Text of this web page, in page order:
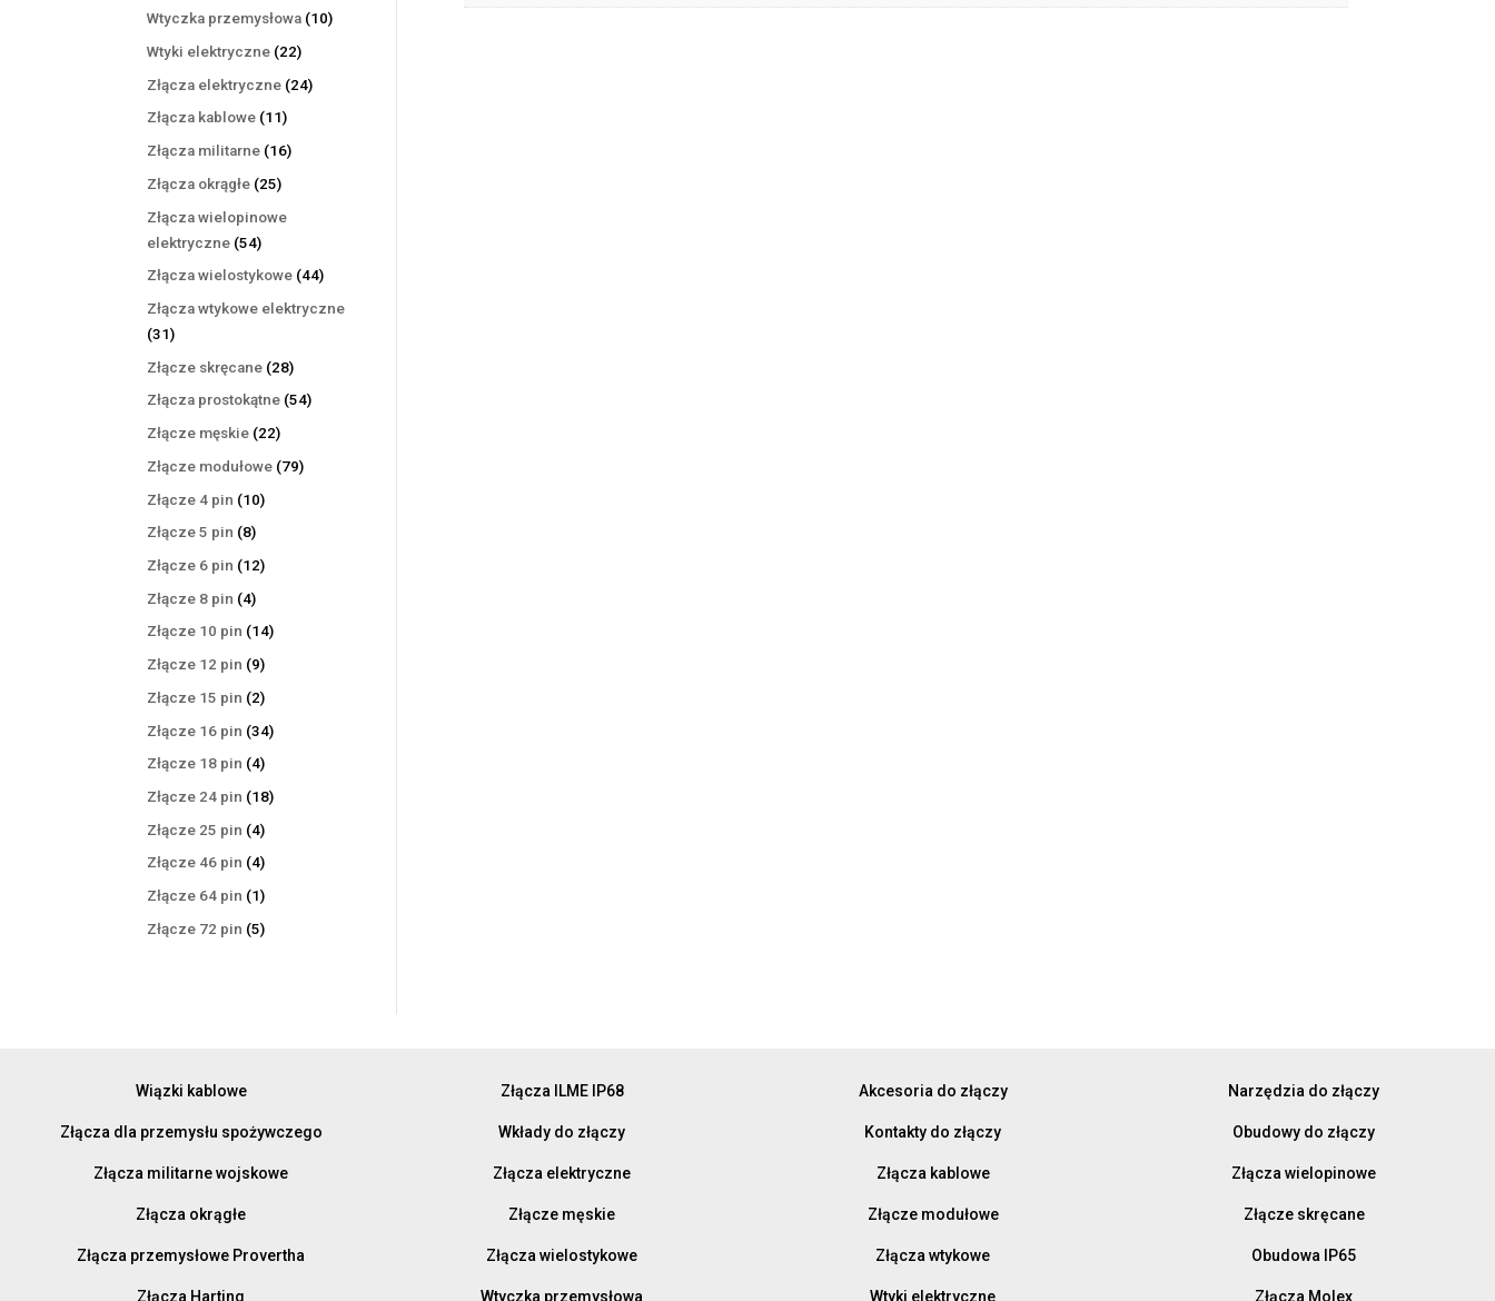
produktów
Wtyczka przemysłowa 1010
Wtyki elektryczne 2222
produkty
Złącza elektryczne 2424
Złącza kablowe 1111
produktów
Złącza militarne 1616
Złącza okrągłe 2525
Złącza wielopinowe
elektryczne 5454
produkty
Złącza wielostykowe 4444
Złącza wtykowe elektryczne
3131
produktów
Złącze skręcane 2828
produktów
Złącza prostokątne 5454
Złącze męskie 2222
produkty
Złącze modułowe 7979
Złącze 4 pin 1010
Złącze 5 pin 88
produktów
Złącze 6 pin 1212
Złącze 8 pin 44
produkty
Złącze 10 pin 1414
Złącze 12 pin 99
produktów
Złącze 15 pin 22
produkty
Złącze 16 pin 3434
Złącze 18 pin 44
produkty
Złącze 24 pin 1818
Złącze 25 pin 44
produkty
Złącze 46 pin 44
produkty
Złącze 64 pin 11
produkt
Złącze 72 pin 55
Wiązki kablowe
Złącza dla przemysłu spożywczego
Złącza militarne wojskowe
Złącza okrągłe
Złącza przemysłowe Provertha
Złącza Harting
Złącza ILME IP68
Wkłady do złączy
Złącza elektryczne
Złącze męskie
Złącza wielostykowe
Wtyczka przemysłowa
Akcesoria do złączy
Kontakty do złączy
Złącza kablowe
Złącze modułowe
Złącza wtykowe
Wtyki elektryczne
Narzędzia do złączy
Obudowy do złączy
Złącza wielopinowe
Złącze skręcane
Obudowa IP65
Złącza Molex